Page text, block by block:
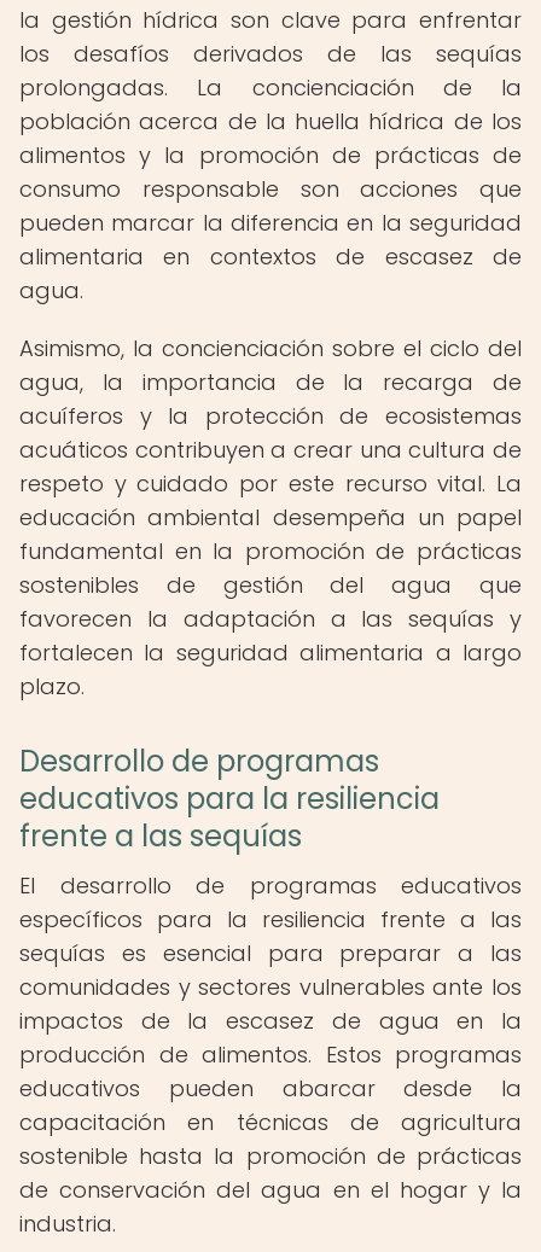
la gestión hídrica son clave para enfrentar
los desafíos derivados de las sequías
prolongadas. La concienciación de la
población acerca de la huella hídrica de los
alimentos y la promoción de prácticas de
consumo responsable son acciones que
pueden marcar la diferencia en la seguridad
alimentaria en contextos de escasez de
agua.
Asimismo, la concienciación sobre el ciclo del
agua, la importancia de la recarga de
acuíferos y la protección de ecosistemas
acuáticos contribuyen a crear una cultura de
respeto y cuidado por este recurso vital. La
educación ambiental desempeña un papel
fundamental en la promoción de prácticas
sostenibles de gestión del agua que
favorecen la adaptación a las sequías y
fortalecen la seguridad alimentaria a largo
plazo.
Desarrollo de programas
educativos para la resiliencia
frente a las sequías
El desarrollo de programas educativos
específicos para la resiliencia frente a las
sequías es esencial para preparar a las
comunidades y sectores vulnerables ante los
impactos de la escasez de agua en la
producción de alimentos. Estos programas
educativos pueden abarcar desde la
capacitación en técnicas de agricultura
sostenible hasta la promoción de prácticas
de conservación del agua en el hogar y la
industria.